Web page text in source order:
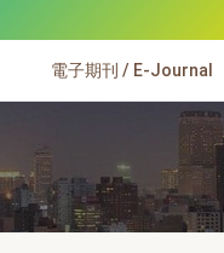
電子期刊 / E-Journal